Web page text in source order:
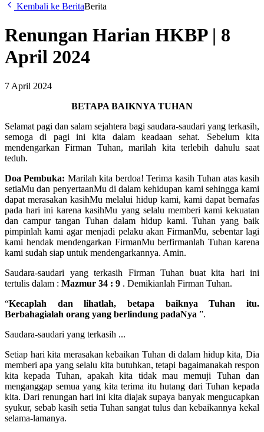
Kembali ke BeritaBerita
Renungan Harian HKBP | 8
April 2024
7 April 2024
BETAPA BAIKNYA TUHAN
Selamat pagi dan salam sejahtera bagi saudara-saudari yang terkasih,
semoga di pagi ini kita dalam keadaan sehat. Sebelum kita
mendengarkan Firman Tuhan, marilah kita terlebih dahulu saat
teduh.
Doa Pembuka: Marilah kita berdoa! Terima kasih Tuhan atas kasih
setiaMu dan penyertaanMu di dalam kehidupan kami sehingga kami
dapat merasakan kasihMu melalui hidup kami, kami dapat bernafas
pada hari ini karena kasihMu yang selalu memberi kami kekuatan
dan campur tangan Tuhan dalam hidup kami. Tuhan yang baik
pimpinlah kami agar menjadi pelaku akan FirmanMu, sebentar lagi
kami hendak mendengarkan FirmanMu berfirmanlah Tuhan karena
kami sudah siap untuk mendengarkannya. Amin.
Saudara-saudari yang terkasih Firman Tuhan buat kita hari ini
tertulis dalam : Mazmur 34 : 9 . Demikianlah Firman Tuhan.
“Kecaplah dan lihatlah, betapa baiknya Tuhan itu.
Berbahagialah orang yang berlindung padaNya ”.
Saudara-saudari yang terkasih ...
Setiap hari kita merasakan kebaikan Tuhan di dalam hidup kita, Dia
memberi apa yang selalu kita butuhkan, tetapi bagaimanakah respon
kita kepada Tuhan, apakah kita tidak mau memuji Tuhan dan
menganggap semua yang kita terima itu hutang dari Tuhan kepada
kita. Dari renungan hari ini kita diajak supaya banyak mengucapkan
syukur, sebab kasih setia Tuhan sangat tulus dan kebaikannya kekal
selama-lamanya.